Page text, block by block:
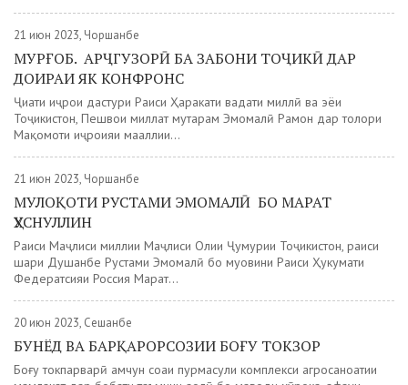
21 июн 2023, Чоршанбе
МУРҒОБ. АРҶГУЗОРӢ БА ЗАБОНИ ТОҶИКӢ ДАР
ДОИРАИ ЯК КОНФРОНС
Ҷиҳати иҷрои дастури Раиси Ҳаракати ваҳдати миллӣ ва эҳёи
Тоҷикистон, Пешвои миллат муҳтарам Эмомалӣ Раҳмон дар толори
Мақомоти иҷроияи маҳаллии...
21 июн 2023, Чоршанбе
МУЛОҚОТИ РУСТАМИ ЭМОМАЛӢ БО МАРАТ
ҲУСНУЛЛИН
Раиси Маҷлиси миллии Маҷлиси Олии Ҷумҳурии Тоҷикистон, раиси
шаҳри Душанбе Рустами Эмомалӣ бо муовини Раиси Ҳукумати
Федератсияи Россия Марат...
20 июн 2023, Сешанбе
БУНЁД ВА БАРҚАРОРСОЗИИ БОҒУ ТОКЗОР
Боғу токпарварӣ ҳамчун соҳаи пурмаҳсули комплекси агросаноатии